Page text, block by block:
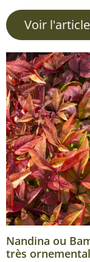
Voir l'article
Nandina ou
très